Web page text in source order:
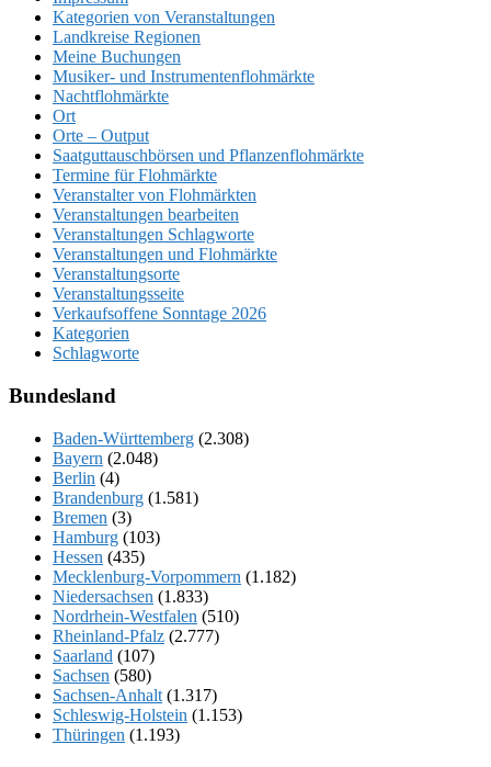
Kategorien von Veranstaltungen
Landkreise Regionen
Meine Buchungen
Musiker- und Instrumentenflohmärkte
Nachtflohmärkte
Ort
Orte – Output
Saatguttauschbörsen und Pflanzenflohmärkte
Termine für Flohmärkte
Veranstalter von Flohmärkten
Veranstaltungen bearbeiten
Veranstaltungen Schlagworte
Veranstaltungen und Flohmärkte
Veranstaltungsorte
Veranstaltungsseite
Verkaufsoffene Sonntage 2026
Kategorien
Schlagworte
Bundesland
Baden-Württemberg (2.308)
Bayern (2.048)
Berlin (4)
Brandenburg (1.581)
Bremen (3)
Hamburg (103)
Hessen (435)
Mecklenburg-Vorpommern (1.182)
Niedersachsen (1.833)
Nordrhein-Westfalen (510)
Rheinland-Pfalz (2.777)
Saarland (107)
Sachsen (580)
Sachsen-Anhalt (1.317)
Schleswig-Holstein (1.153)
Thüringen (1.193)